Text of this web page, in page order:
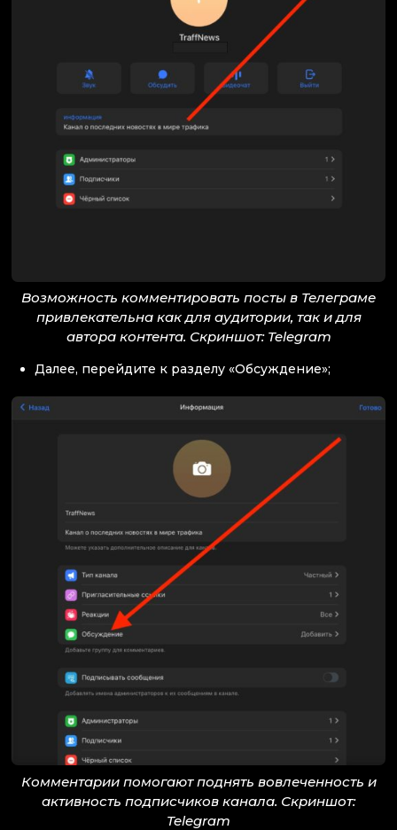
Возможность комментировать посты в Телеграме
привлекательна как для аудитории, так и для
автора контента. Скриншот: Telegram
Далее, перейдите к разделу «Обсуждение»;
Комментарии помогают поднять вовлеченность и
активность подписчиков канала. Скриншот:
Telegram